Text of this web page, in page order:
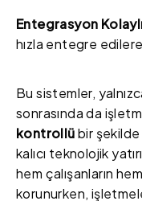
Entegrasyon
hızla entegre
Bu sistemler,
sonrasında da
kontrollübir şekilde
kalıcı teknolojik
hem çalışanların
korunurken,